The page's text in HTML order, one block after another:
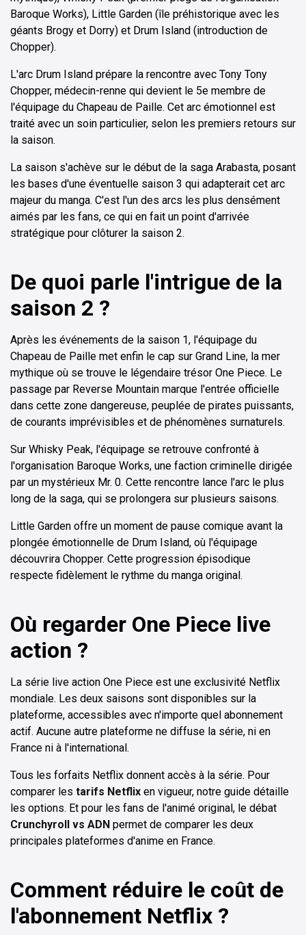
Baroque Works), Little Garden (île préhistorique avec les
géants Brogy et Dorry) et Drum Island (introduction de
Chopper).
L'arc Drum Island prépare la rencontre avec Tony Tony
Chopper, médecin-renne qui devient le 5e membre de
l'équipage du Chapeau de Paille. Cet arc émotionnel est
traité avec un soin particulier, selon les premiers retours sur
la saison.
La saison s'achève sur le début de la saga Arabasta, posant
les bases d'une éventuelle saison 3 qui adapterait cet arc
majeur du manga. C'est l'un des arcs les plus densément
aimés par les fans, ce qui en fait un point d'arrivée
stratégique pour clôturer la saison 2.
De quoi parle l'intrigue de la
saison 2 ?
Après les événements de la saison 1, l'équipage du
Chapeau de Paille met enfin le cap sur Grand Line, la mer
mythique où se trouve le légendaire trésor One Piece. Le
passage par Reverse Mountain marque l'entrée officielle
dans cette zone dangereuse, peuplée de pirates puissants,
de courants imprévisibles et de phénomènes surnaturels.
Sur Whisky Peak, l'équipage se retrouve confronté à
l'organisation Baroque Works, une faction criminelle dirigée
par un mystérieux Mr. 0. Cette rencontre lance l'arc le plus
long de la saga, qui se prolongera sur plusieurs saisons.
Little Garden offre un moment de pause comique avant la
plongée émotionnelle de Drum Island, où l'équipage
découvrira Chopper. Cette progression épisodique
respecte fidèlement le rythme du manga original.
Où regarder One Piece live
action ?
La série live action One Piece est une exclusivité Netflix
mondiale. Les deux saisons sont disponibles sur la
plateforme, accessibles avec n'importe quel abonnement
actif. Aucune autre plateforme ne diffuse la série, ni en
France ni à l'international.
Tous les forfaits Netflix donnent accès à la série. Pour
comparer les tarifs Netflix en vigueur, notre guide détaille
les options. Et pour les fans de l'animé original, le débat
Crunchyroll vs ADN permet de comparer les deux
principales plateformes d'anime en France.
Comment réduire le coût de
l'abonnement Netflix ?